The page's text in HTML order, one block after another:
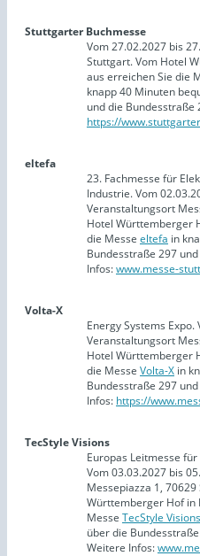
Stuttgarter Buchmesse
Vom 27.02.2027 bis
Stuttgart. Vom Hotel
aus erreichen Sie die
knapp 40 Minuten
und die Bundesstraße
https://
eltefa
23. Fachmesse für
Industrie. Vom
Veranstaltungsort
Hotel Württemberger
die Messe eltefa in
Bundesstraße 297
Infos:www.messe-
Volta-X
Energy Systems
Veranstaltungsort
Hotel Württemberger
die Messe Volta-X in
Bundesstraße 297
Infos: https://
TecStyle Visions
Europas Leitmesse
Vom 03.03.2027 bis
Messepiazza 1,
Württemberger Hof in
Messe TecStyle Visions
über die
Weitere Infos: